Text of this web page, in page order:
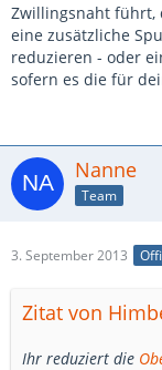
Zwillingsnaht führt,
eine zusätzliche
reduzieren - oder
sofern es die für
Nanne
Team
3. September 2013
Zitat von
Ihr reduziert die